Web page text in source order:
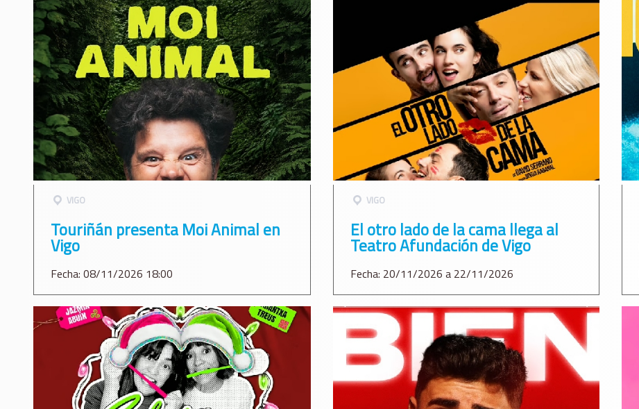
VIGO
Touriñán presenta Moi Animal en
Vigo
Fecha: 08/11/2026 18:00
VIGO
El otro lado de la cama llega al
Teatro Afundación de Vigo
Fecha: 20/11/2026 a 22/11/2026